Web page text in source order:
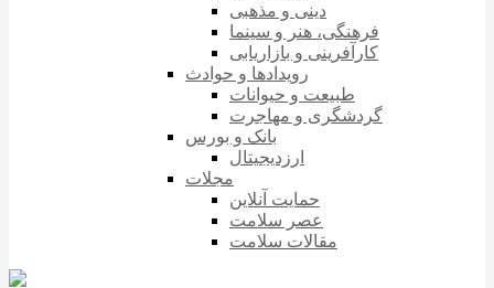
دینی و مذهبی
فرهنگی، هنر و سینما
کارآفرینی و بازاریابی
رویدادها و حوادث
طبیعت و حیوانات
گردشگری و مهاجرت
بانک و بورس
ارزدیجیتال
مجلات
حمایت آنلاین
عصر سلامت
مقالات سلامت